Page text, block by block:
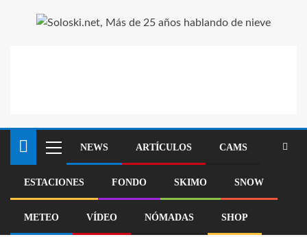
NEWS ARTÍCULOS CAMS
ESTACIONES FONDO SKIMO SNOW
METEO VÍDEO NÓMADAS SHOP